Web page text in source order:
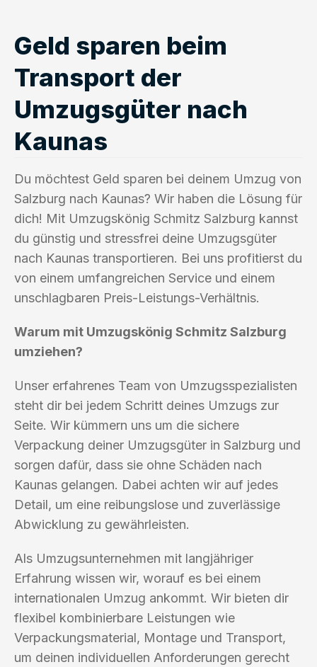
Geld sparen beim
Transport der
Umzugsgüter nach
Kaunas
Du möchtest Geld sparen bei deinem Umzug von
Salzburg nach Kaunas? Wir haben die Lösung für
dich! Mit Umzugskönig Schmitz Salzburg kannst
du günstig und stressfrei deine Umzugsgüter
nach Kaunas transportieren. Bei uns profitierst du
von einem umfangreichen Service und einem
unschlagbaren Preis-Leistungs-Verhältnis.
Warum mit Umzugskönig Schmitz Salzburg
umziehen?
Unser erfahrenes Team von Umzugsspezialisten
steht dir bei jedem Schritt deines Umzugs zur
Seite. Wir kümmern uns um die sichere
Verpackung deiner Umzugsgüter in Salzburg und
sorgen dafür, dass sie ohne Schäden nach
Kaunas gelangen. Dabei achten wir auf jedes
Detail, um eine reibungslose und zuverlässige
Abwicklung zu gewährleisten.
Als Umzugsunternehmen mit langjähriger
Erfahrung wissen wir, worauf es bei einem
internationalen Umzug ankommt. Wir bieten dir
flexibel kombinierbare Leistungen wie
Verpackungsmaterial, Montage und Transport,
um deinen individuellen Anforderungen gerecht